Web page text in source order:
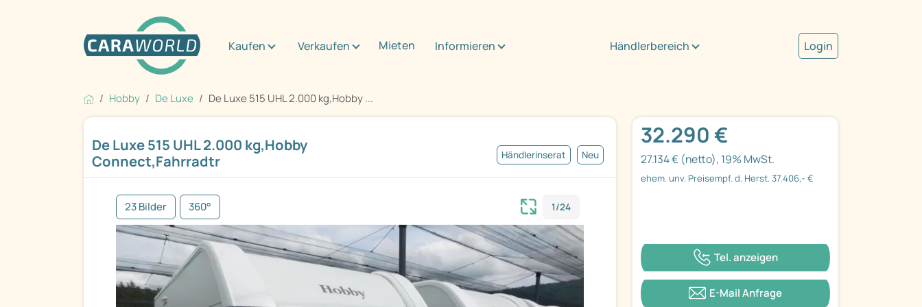
Kaufen Verkaufen Mieten Informieren Händlerbereich Login
Hobby De Luxe De Luxe 515 UHL 2.000 kg,Hobby ...
De Luxe 515 UHL 2.000 kg,Hobby
Connect,Fahrradtr
Händlerinserat Neu
23 Bilder 360° 1/24
32.290 €
27.134 € (netto), 19% MwSt.
ehem. unv. Preisempf. d. Herst. 37.406,- €
Tel. anzeigen
E-Mail Anfrage